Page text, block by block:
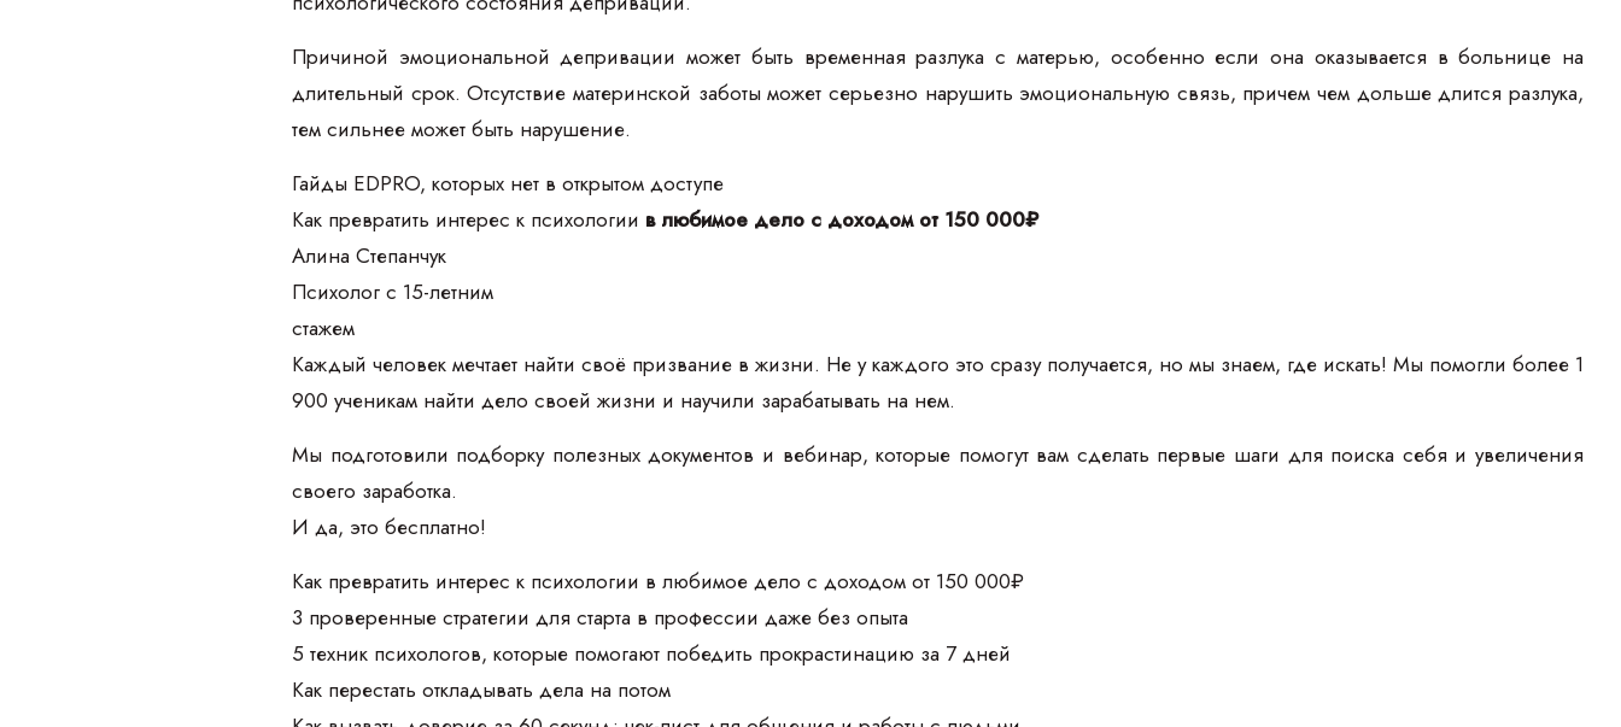
Причиной эмоциональной депривации может быть временная разлука с матерью, особенно если она оказывается в больнице на
длительный срок. Отсутствие материнской заботы может серьезно нарушить эмоциональную связь, причем чем дольше длится разлука,
тем сильнее может быть нарушение.
Гайды EDPRO, которых нет в открытом доступе
Как превратить интерес к психологии в любимое дело с доходом от 150 000₽
Алина Степанчук
Психолог с 15-летним
стажем
Каждый человек мечтает найти своё призвание в жизни. Не у каждого это сразу получается, но мы знаем, где искать! Мы помогли более 1
900 ученикам найти дело своей жизни и научили зарабатывать на нем.
Мы подготовили подборку полезных документов и вебинар, которые помогут вам сделать первые шаги для поиска себя и увеличения
своего заработка.
И да, это бесплатно!
Как превратить интерес к психологии в любимое дело с доходом от 150 000₽
3 проверенные стратегии для старта в профессии даже без опыта
5 техник психологов, которые помогают победить прокрастинацию за 7 дней
Как перестать откладывать дела на потом